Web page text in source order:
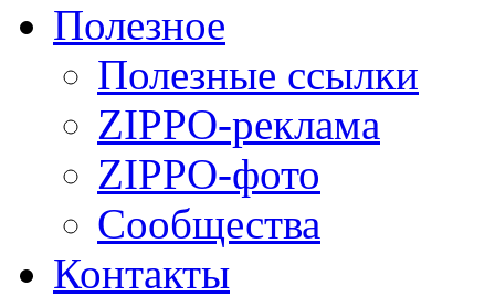
Полезное
Полезные ссылки
ZIPPO-реклама
ZIPPO-фото
Сообщества
Контакты